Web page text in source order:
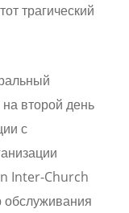
трагический
второй день
с
Inter-Church
обслуживания